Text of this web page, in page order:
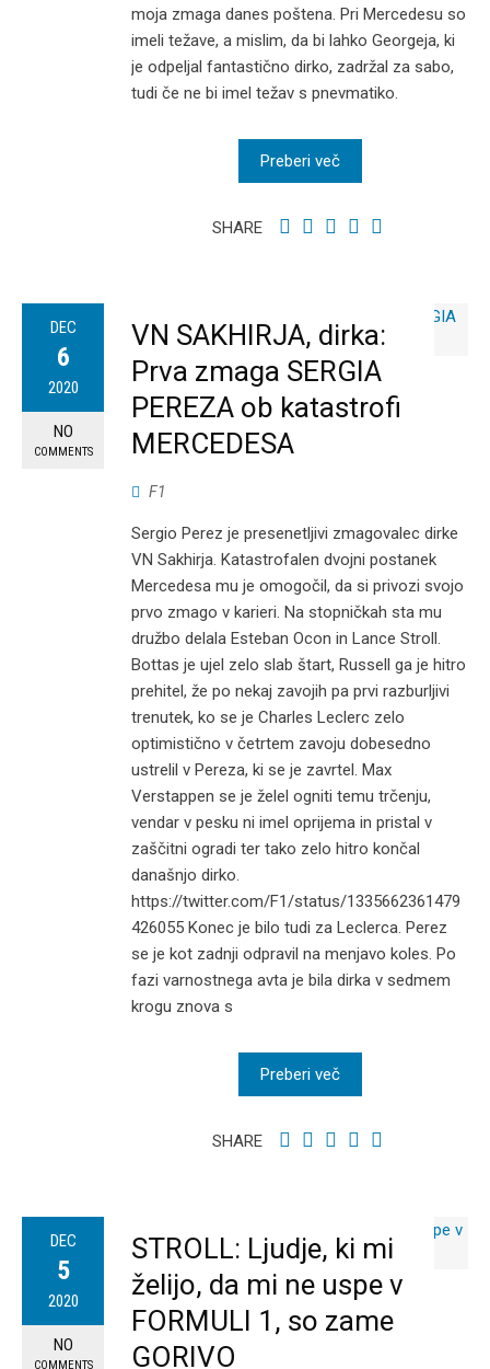
moja zmaga danes poštena. Pri Mercedesu so
imeli težave, a mislim, da bi lahko Georgeja, ki
je odpeljal fantastično dirko, zadržal za sabo,
tudi če ne bi imel težav s pnevmatiko.
Preberi več
SHARE
DEC
6
2020
NO
COMMENTS
VN SAKHIRJA, dirka:
Prva zmaga SERGIA
PEREZA ob katastrofi
MERCEDESA
F1
Sergio Perez je presenetljivi zmagovalec dirke
VN Sakhirja. Katastrofalen dvojni postanek
Mercedesa mu je omogočil, da si privozi svojo
prvo zmago v karieri. Na stopničkah sta mu
družbo delala Esteban Ocon in Lance Stroll.
Bottas je ujel zelo slab štart, Russell ga je hitro
prehitel, že po nekaj zavojih pa prvi razburljivi
trenutek, ko se je Charles Leclerc zelo
optimistično v četrtem zavoju dobesedno
ustrelil v Pereza, ki se je zavrtel. Max
Verstappen se je želel ogniti temu trčenju,
vendar v pesku ni imel oprijema in pristal v
zaščitni ogradi ter tako zelo hitro končal
današnjo dirko.
https://twitter.com/F1/status/1335662361479
426055 Konec je bilo tudi za Leclerca. Perez
se je kot zadnji odpravil na menjavo koles. Po
fazi varnostnega avta je bila dirka v sedmem
krogu znova s
Preberi več
SHARE
DEC
5
2020
NO
COMMENTS
STROLL: Ljudje, ki mi
želijo, da mi ne uspe v
FORMULI 1, so zame
GORIVO